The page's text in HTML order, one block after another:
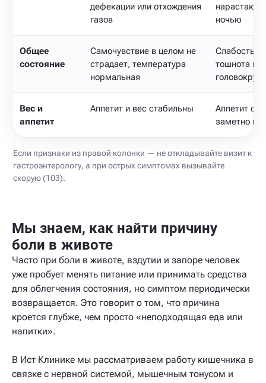
дефекации или отхождения
газов
ночью
Общее
состояние
Самочувствие в целом не
страдает, температура
нормальная
Слабость,
тошнота и
Вес и
аппетит
Аппетит и вес стабильны
Аппетит
заметно
Если признаки из правой колонки — не откладывайте визит к
гастроэнтерологу, а при острых симптомах вызывайте
скорую (103).
Мы знаем, как найти причину
боли в животе
Часто при боли в животе, вздутии и запоре человек
уже пробует менять питание или принимать средства
для облегчения состояния, но симптом периодически
возвращается. Это говорит о том, что причина
кроется глубже, чем просто «неподходящая еда или
напитки».
В Ист Клинике мы рассматриваем работу кишечника в
связке с нервной системой, мышечным тонусом и